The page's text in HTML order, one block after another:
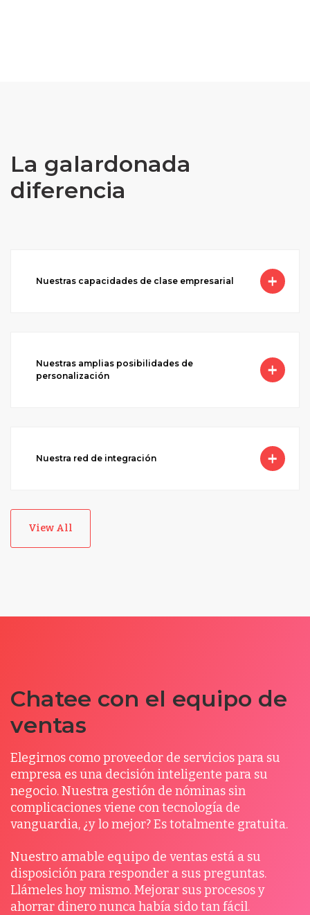
La galardonada
diferencia
Nuestras capacidades de clase empresarial
Nuestras amplias posibilidades de
personalización
Nuestra red de integración
View All
Chatee con el equipo de
ventas
Elegirnos como proveedor de servicios para su
empresa es una decisión inteligente para su
negocio. Nuestra gestión de nóminas sin
complicaciones viene con tecnología de
vanguardia, ¿y lo mejor? Es totalmente gratuita.
Nuestro amable equipo de ventas está a su
disposición para responder a sus preguntas.
Llámeles hoy mismo. Mejorar sus procesos y
ahorrar dinero nunca había sido tan fácil.